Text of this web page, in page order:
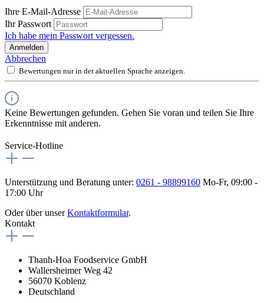
Ihre E-Mail-Adresse
Ihr Passwort
Ich habe mein Passwort vergessen.
Anmelden
Abbrechen
Bewertungen nur in der aktuellen Sprache anzeigen.
Keine Bewertungen gefunden. Gehen Sie voran und teilen Sie Ihre
Erkenntnisse mit anderen.
Service-Hotline
Unterstützung und Beratung unter: 0261 - 98899160 Mo-Fr, 09:00 -
17:00 Uhr
Oder über unserKontaktformular.
Kontakt
Thanh-Hoa Foodservice GmbH
Wallersheimer Weg 42
56070 Koblenz
Deutschland